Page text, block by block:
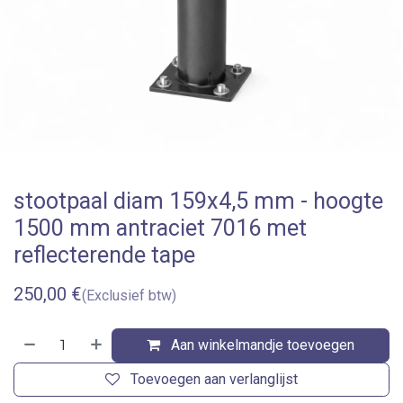
stootpaal diam 159x4,5 mm - hoogte
1500 mm antraciet 7016 met
reflecterende tape
250,00 €(Exclusief btw)
Aan winkelmandje toevoegen
Toevoegen aan verlanglijst